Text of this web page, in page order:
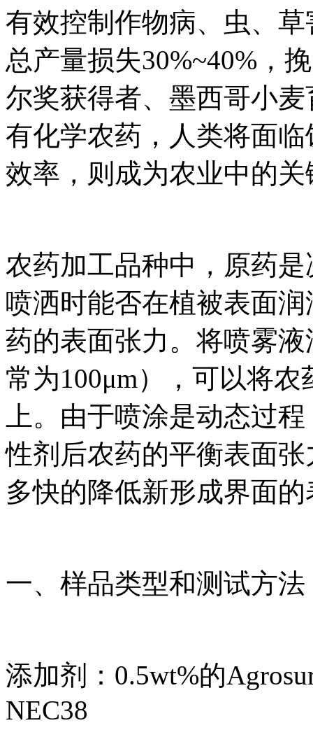
有效控制作物病、虫、
总产量损失30%~40%，
尔奖获得者、墨西哥小
有化学农药，人类将面
效率，则成为农业中的
农药加工品种中，原药
喷洒时能否在植被表面
药的表面张力。将喷雾
常为100μm），可以将
上。由于喷涂是动态过
性剂后农药的平衡表面
多快的降低新形成界面
一、样品类型和测试方法
添加剂：0.5wt%的
NEC38